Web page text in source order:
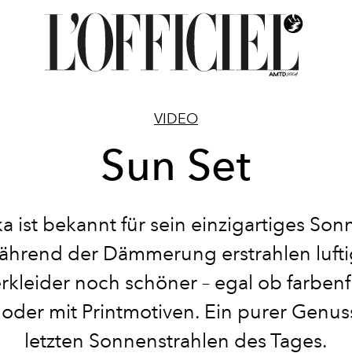
VIDEO
Sun Set
ist bekannt für sein einzigartiges
der Dämmerung erstrahlen
noch schöner – egal ob
mit Printmotiven. Ein purer
letzten Sonnenstrahlen des Tages.